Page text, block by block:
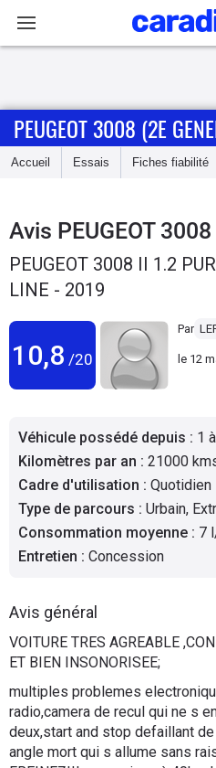
Accueil
Essais
Guide
d'achat
Utilitaires
Flottes
Auto
Services
Forum
Marques
PEUGEOT 3008 (2E
Accueil Essais Fiches fiabilité
Avis PEUGEOT 3008
PEUGEOT 3008 II 1.2
LINE - 2019
10,8 /20
Par
le 12
Véhicule possédé depuis : 1
Kilomètres par an : 21000
Cadre d'utilisation : Quotidien
Type de parcours : Urbain,
Consommation moyenne : 7
Entretien : Concession
Avis général
VOITURE TRES AGREABLE
ET BIEN INSONORISEE;
multiples problemes
radio,camera de recul qui ne s
deux,start and stop defaillant
angle mort qui s allume sans